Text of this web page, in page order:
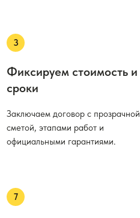
Фиксируем стоимость и
сроки
Заключаем договор с прозрачной
сметой, этапами работ и
официальными гарантиями.